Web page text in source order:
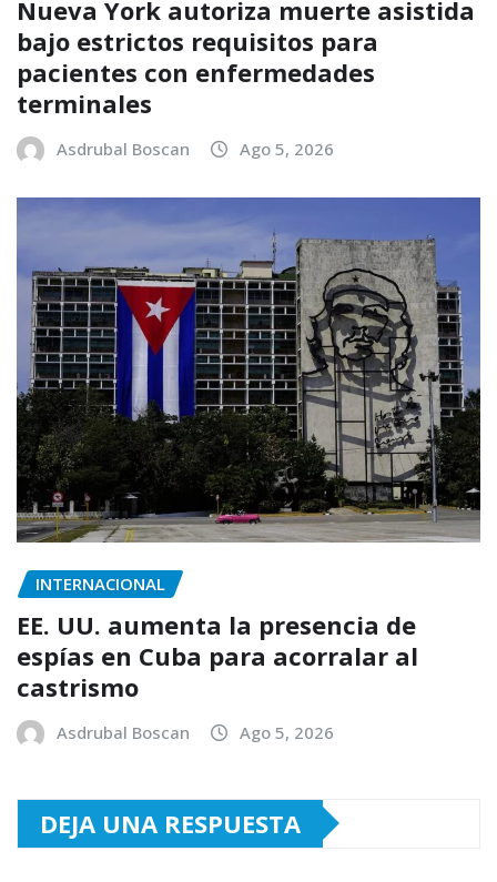
Nueva York autoriza muerte asistida
bajo estrictos requisitos para
pacientes con enfermedades
terminales
Asdrubal Boscan Ago 5, 2026
INTERNACIONAL
EE. UU. aumenta la presencia de
espías en Cuba para acorralar al
castrismo
Asdrubal Boscan Ago 5, 2026
DEJA UNA RESPUESTA